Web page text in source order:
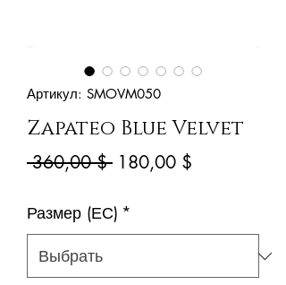
Артикул: SMOVM050
Zapateo Blue Velvet
360,00 $ Обычная
180,00 $
Размер (ЕС) *